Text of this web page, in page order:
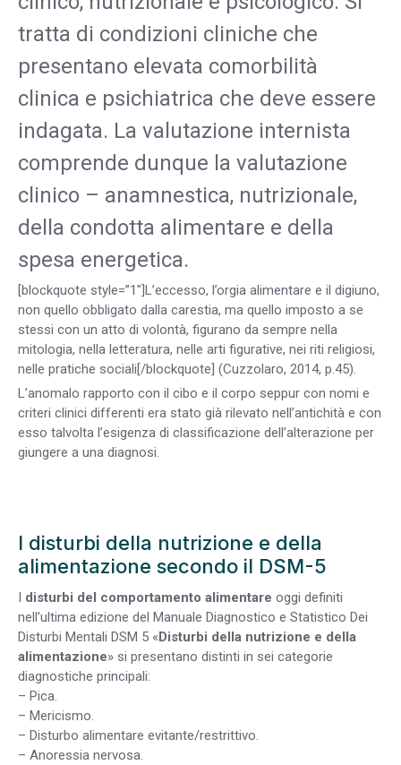
tratta di condizioni cliniche che
presentano elevata comorbilità
clinica e psichiatrica che deve essere
indagata. La valutazione internista
comprende dunque la valutazione
clinico – anamnestica, nutrizionale,
della condotta alimentare e della
spesa energetica.
[blockquote style=”1″]L’eccesso, l’orgia alimentare e il digiuno,
non quello obbligato dalla carestia, ma quello imposto a se
stessi con un atto di volontà, figurano da sempre nella
mitologia, nella letteratura, nelle arti figurative, nei riti religiosi,
nelle pratiche sociali[/blockquote] (Cuzzolaro, 2014, p.45).
L’anomalo rapporto con il cibo e il corpo seppur con nomi e
criteri clinici differenti era stato già rilevato nell’antichità e con
esso talvolta l’esigenza di classificazione dell’alterazione per
giungere a una diagnosi.
I disturbi della nutrizione e della
alimentazione secondo il DSM-5
I disturbi del comportamento alimentare oggi definiti
nell’ultima edizione del Manuale Diagnostico e Statistico Dei
Disturbi Mentali DSM 5 «Disturbi della nutrizione e della
alimentazione» si presentano distinti in sei categorie
diagnostiche principali:
– Pica.
– Mericismo.
– Disturbo alimentare evitante/restrittivo.
– Anoressia nervosa.